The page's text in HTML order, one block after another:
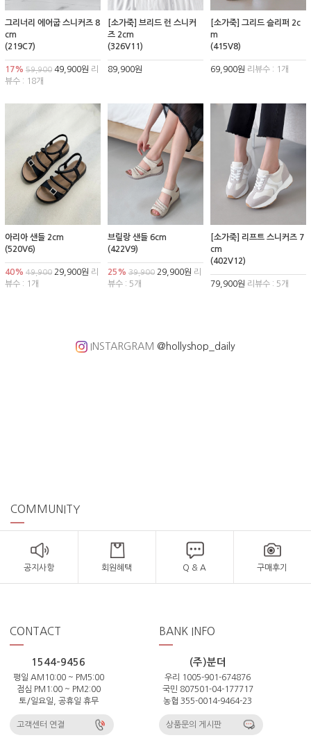
그리너리 에어굽 스니커즈 8
cm
(219C7)
17% 59,900 49,900원 리
뷰수 : 18개
[소가죽] 브리드 런 스니커
즈 2cm
(326V11)
89,900원
[소가죽] 그리드 슬리퍼 2c
m
(415V8)
69,900원 리뷰수 : 1개
아리아 샌들 2cm
(520V6)
40% 49,900 29,900원 리
뷰수 : 1개
브릴랑 샌들 6cm
(422V9)
25% 39,90029,900원 리
뷰수 : 5개
[소가죽] 리프트 스니커즈 7
cm
(402V12)
79,900원 리뷰수 : 5개
INSTARGRAM @hollyshop_daily
COMMUNITY
공지사항 회원혜택 Q & A 구매후기
CONTACT
1544-9456
평일 AM10:00 ~ PM5:00
점심 PM1:00 ~ PM2:00
토/일요일, 공휴일 휴무
고객센터 연결
BANK INFO
(주)분더
우리 1005-901-674876
국민 807501-04-177717
농협 355-0014-9464-23
상품문의 게시판